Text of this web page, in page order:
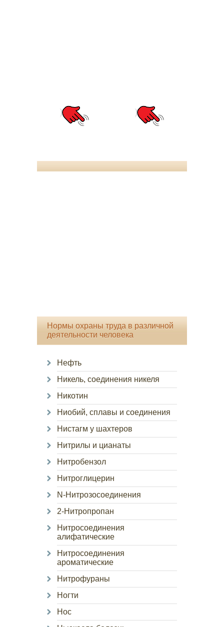
Нормы охраны труда в различной
деятельности человека
Нефть
Никель, соединения никеля
Никотин
Ниобий, сплавы и соединения
Нистагм у шахтеров
Нитрилы и цианаты
Нитробензол
Нитроглицерин
N-Нитрозосоединения
2-Нитропропан
Нитросоединения
алифатические
Нитросоединения
ароматические
Нитрофураны
Ногти
Нос